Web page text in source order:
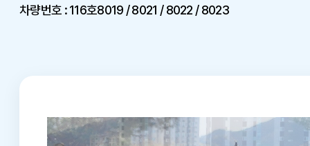
차량번호 : 116호8019 / 8021 / 8022 / 8023